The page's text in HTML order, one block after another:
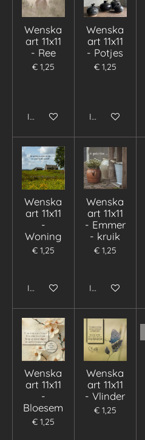
Wenska
art 11x11
- Ree
€ 1,25
In winkelwagen
Wenska
art 11x11
- Potjes
€ 1,25
In winkelwagen
Wenska
art 11x11
-
Woning
€ 1,25
In winkelwagen
Wenska
art 11x11
- Emmer
- kruik
€ 1,25
In winkelwagen
Wenska
art 11x11
-
Bloesem
€ 1,25
Wenska
art 11x11
- Vlinder
€ 1,25